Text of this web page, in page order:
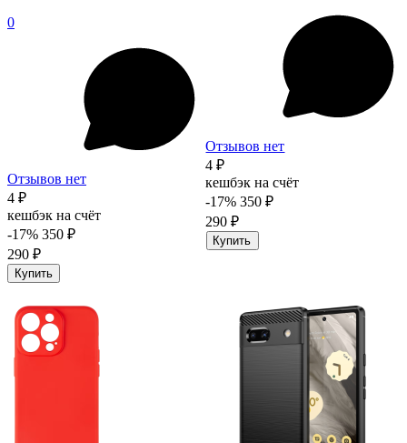
0
Отзывов нет
4 ₽
кешбэк на счёт
-17% 350 ₽
290 ₽
Купить
Отзывов нет
4 ₽
кешбэк на счёт
-17% 350 ₽
290 ₽
Купить